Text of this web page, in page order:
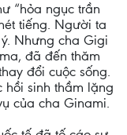
“hỏa ngục trần
tiếng. Người ta
Nhưng cha Gigi
đã đến thăm
đổi cuộc sống.
hồi sinh thầm lặng
của cha Ginami.